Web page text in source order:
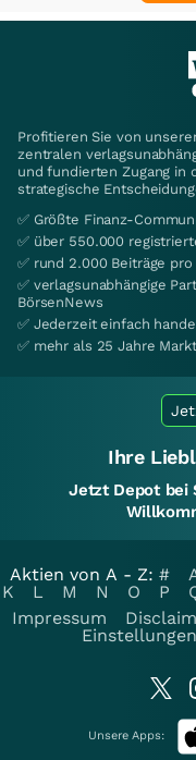
Profitieren Sie von
zentralen
und fundierten Zugang in
strategische
✅ Größte Finanz-
✅ über 550.000
✅ rund 2.000 Beiträge pro
✅ verlagsunabhängige
BörsenNews
✅ Jederzeit einfach
✅ mehr als 25 Jahre
Ihre
Jetzt Depot bei
Aktien von A - Z: #
K
L M N O P
Impressum
Einstellungen
Unsere Apps: